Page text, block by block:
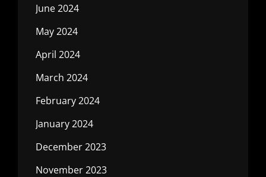
June 2024
May 2024
April 2024
March 2024
February 2024
January 2024
December 2023
November 2023